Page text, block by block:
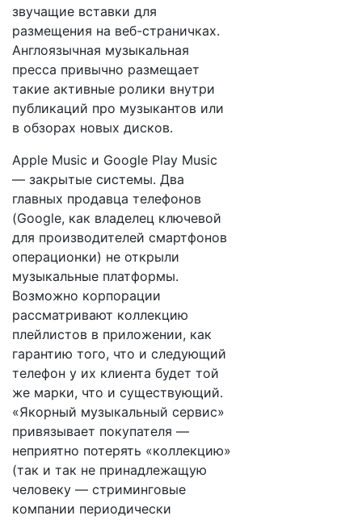
звучащие вставки для
размещения на веб-страничках.
Англоязычная музыкальная
пресса привычно размещает
такие активные ролики внутри
публикаций про музыкантов или
в обзорах новых дисков.
Apple Music и Google Play Music
— закрытые системы. Два
главных продавца телефонов
(Google, как владелец ключевой
для производителей смартфонов
операционки) не открыли
музыкальные платформы.
Возможно корпорации
рассматривают коллекцию
плейлистов в приложении, как
гарантию того, что и следующий
телефон у их клиента будет той
же марки, что и существующий.
«Якорный музыкальный сервис»
привязывает покупателя —
неприятно потерять «коллекцию»
(так и так не принадлежащую
человеку — стриминговые
компании периодически